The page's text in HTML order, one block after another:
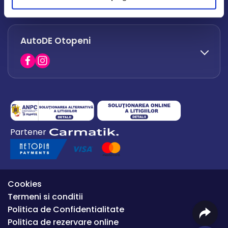
office.afumati@autode.ro
0730 063 852
0730 063 851
AutoDE Otopeni
0754 649 360
office.premium@autode.ro
Partener
Cookies
Termeni si conditii
Politica de Confidentialitate
Politica de rezervare online